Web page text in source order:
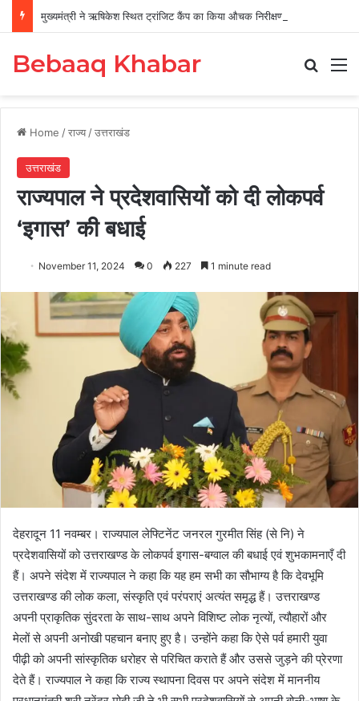
मुख्यमंत्री ने ऋषिकेश स्थित ट्रांजिट कैंप का किया औचक निरीक्षण
Bebaaq Khabar
Home /राज्य /उत्तराखंड
उत्तराखंड
राज्यपाल ने प्रदेशवासियों को दी लोकपर्व
‘इगास’ की बधाई
November 11, 2024 0 227 1 minute read
देहरादून 11 नवम्बर। राज्यपाल लेफ्टिनेंट जनरल गुरमीत सिंह (से नि) ने
प्रदेशवासियों को उत्तराखण्ड के लोकपर्व इगास-बग्वाल की बधाई एवं शुभकामनाएँ दी
हैं। अपने संदेश में राज्यपाल ने कहा कि यह हम सभी का सौभाग्य है कि देवभूमि
उत्तराखण्ड की लोक कला, संस्कृति एवं परंपराएं अत्यंत समृद्ध हैं। उत्तराखण्ड
अपनी प्राकृतिक सुंदरता के साथ-साथ अपने विशिष्ट लोक नृत्यों, त्यौहारों और
मेलों से अपनी अनोखी पहचान बनाए हुए है। उन्होंने कहा कि ऐसे पर्व हमारी युवा
पीढ़ी को अपनी सांस्कृतिक धरोहर से परिचित कराते हैं और उससे जुड़ने की प्रेरणा
देते हैं। राज्यपाल ने कहा कि राज्य स्थापना दिवस पर अपने संदेश में माननीय